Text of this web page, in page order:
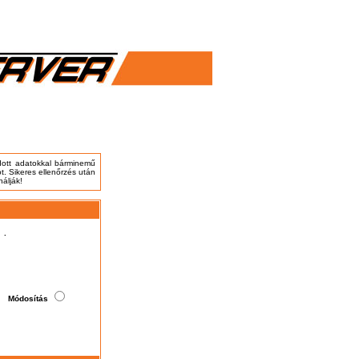
adatokkal bárminemű
Sikeres ellenőrzés után
Módosítás